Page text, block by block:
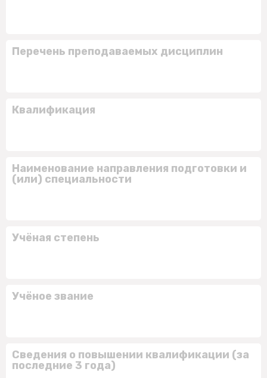
Перечень преподаваемых дисциплин
Квалификация
Наименование направления подготовки и
(или) специальности
Учёная степень
Учёное звание
Сведения о повышении квалификации (за
последние 3 года)